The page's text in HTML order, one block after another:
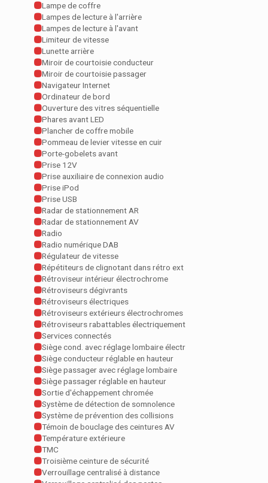
Lampe de coffre
Lampes de lecture à l'arrière
Lampes de lecture à l'avant
Limiteur de vitesse
Lunette arrière
Miroir de courtoisie conducteur
Miroir de courtoisie passager
Navigateur Internet
Ordinateur de bord
Ouverture des vitres séquentielle
Phares avant LED
Plancher de coffre mobile
Pommeau de levier vitesse en cuir
Porte-gobelets avant
Prise 12V
Prise auxiliaire de connexion audio
Prise iPod
Prise USB
Radar de stationnement AR
Radar de stationnement AV
Radio
Radio numérique DAB
Régulateur de vitesse
Répétiteurs de clignotant dans rétro ext
Rétroviseur intérieur électrochrome
Rétroviseurs dégivrants
Rétroviseurs électriques
Rétroviseurs extérieurs électrochromes
Rétroviseurs rabattables électriquement
Services connectés
Siège cond. avec réglage lombaire électr
Siège conducteur réglable en hauteur
Siège passager avec réglage lombaire
Siège passager réglable en hauteur
Sortie d'échappement chromée
Système de détection de somnolence
Système de prévention des collisions
Témoin de bouclage des ceintures AV
Température extérieure
TMC
Troisième ceinture de sécurité
Verrouillage centralisé à distance